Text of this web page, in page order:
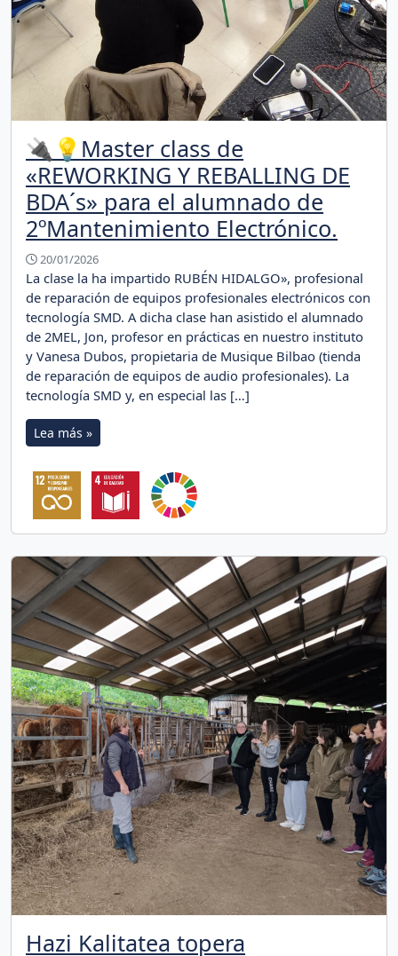
🔌💡Master class de
«REWORKING Y REBALLING DE
BDA´s» para el alumnado de
2ºMantenimiento Electrónico.
20/01/2026
La clase la ha impartido RUBÉN HIDALGO», profesional
de reparación de equipos profesionales electrónicos con
tecnología SMD. A dicha clase han asistido el alumnado
de 2MEL, Jon, profesor en prácticas en nuestro instituto
y Vanesa Dubos, propietaria de Musique Bilbao (tienda
de reparación de equipos de audio profesionales). La
tecnología SMD y, en especial las […]
Lea más »
Hazi Kalitatea topera